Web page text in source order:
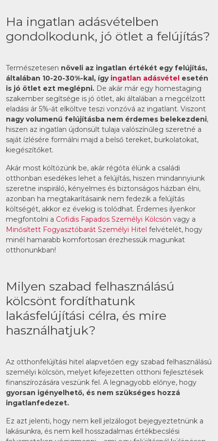
Ha ingatlan adásvételben
gondolkodunk, jó ötlet a felújítás?
Természetesen növeli az ingatlan értékét egy felújítás,
általában 10-20-30%-kal, így ingatlan adásvétel esetén
is jó ötlet ezt meglépni. De akár már egy homestaging
szakember segítsége is jó ötlet, aki általában a megcélzott
eladási ár 5%-át elköltve teszi vonzóvá az ingatlant. Viszont
nagy volumenű felújításba nem érdemes belekezdeni,
hiszen az ingatlan újdonsült tulaja valószínűleg szeretné a
saját ízlésére formálni majd a belső tereket, burkolatokat,
kiegészítőket.
Akár most költözünk be, akár régóta élünk a családi
otthonban esedékes lehet a felújítás, hiszen mindannyiunk
szeretne inspiráló, kényelmes és biztonságos házban élni,
azonban ha megtakarításaink nem fedezik a felújítás
költségét, akkor ez évekig is tolódhat. Érdemes ilyenkor
megfontolni a Cofidis Fapados Személyi Kölcsön vagy a
Minősített Fogyasztóbarát Személyi Hitel felvételét, hogy
minél hamarabb komfortosan érezhessük magunkat
otthonunkban!
Milyen szabad felhasználású
kölcsönt fordíthatunk
lakásfelújítási célra, és mire
használhatjuk?
Az otthonfelújítási hitel alapvetően egy szabad felhasználású
személyi kölcsön, melyet kifejezetten otthoni fejlesztések
finanszírozására veszünk fel. A legnagyobb előnye, hogy
gyorsan igényelhető, és nem szükséges hozzá
ingatlanfedezet.
Ez azt jelenti, hogy nem kell jelzálogot bejegyeztetnünk a
lakásunkra, és nem kell hosszadalmas értékbecslési